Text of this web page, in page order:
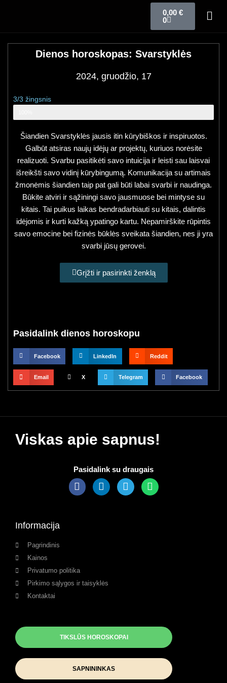
0,00 €
0
Dienos horoskopas: Svarstyklės
2024, gruodžio, 17
3/3 žingsnis
Šiandien Svarstyklės jausis itin kūrybiškos ir inspiruotos.
Galbūt atsiras naujų idėjų ar projektų, kuriuos norėsite
realizuoti. Svarbu pasitikėti savo intuicija ir leisti sau laisvai
išreikšti savo vidinį kūrybingumą. Komunikacija su artimais
žmonėmis šiandien taip pat gali būti labai svarbi ir naudinga.
Būkite atviri ir sąžiningi savo jausmuose bei mintyse su
kitais. Tai puikus laikas bendradarbiauti su kitais, dalintis
idėjomis ir kurti kažką ypatingo kartu. Nepamirškite rūpintis
savo emocine bei fizinės būklės sveikata šiandien, nes ji yra
svarbi jūsų gerovei.
Grįžti ir pasirinkti ženklą
Pasidalink dienos horoskopu
Facebook LinkedIn Reddit
Email X Telegram Facebook
Viskas apie sapnus!
Pasidalink su draugais
Informacija
Pagrindinis
Kainos
Privatumo politika
Pirkimo sąlygos ir taisyklės
Kontaktai
TIKSLŪS HOROSKOPAI
SAPNININKAS